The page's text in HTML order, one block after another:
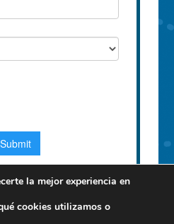
la mejor experiencia en
cookies utilizamos o